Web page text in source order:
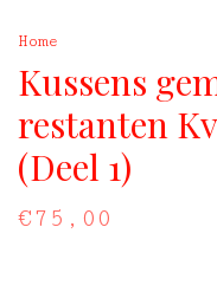
Home
Kussens
restanten
(Deel 1)
€75,00